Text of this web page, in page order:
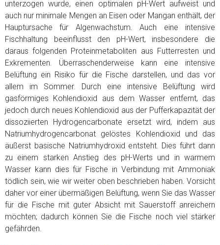
unterzogen wurde, einen optimalen pH-Wert aufweist und
auch nur minimale Mengen an Eisen oder Mangan enthält, der
Hauptursache für Algenwachstum. Auch eine intensive
Fischhaltung beeinflusst den pH-Wert, insbesondere die
daraus folgenden Proteinmetaboliten aus Futterresten und
Exkrementen. Überraschenderweise kann eine intensive
Belüftung ein Risiko für die Fische darstellen, und das vor
allem im Sommer. Durch eine intensive Belüftung wird
gasförmiges Kohlendioxid aus dem Wasser entfernt, das
jedoch durch neues Kohlendioxid aus der Pufferkapazität der
dissoziierten Hydrogencarbonate ersetzt wird, indem aus
Natriumhydrogencarbonat gelöstes Kohlendioxid und das
äußerst basische Natriumhydroxid entsteht. Dies führt dann
zu einem starken Anstieg des pH-Werts und in warmem
Wasser kann dies für Fische in Verbindung mit Ammoniak
tödlich sein, wie wir weiter oben beschrieben haben. Vorsicht
daher vor einer übermäßigen Belüftung, wenn Sie das Wasser
für die Fische mit guter Absicht mit Sauerstoff anreichern
möchten; dadurch können Sie die Fische noch viel stärker
gefährden.